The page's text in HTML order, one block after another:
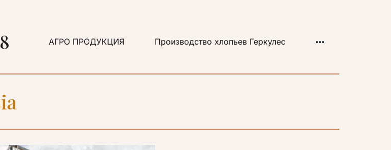
АГРО ПРОДУКЦИЯ Производство хлопьев Геркулес